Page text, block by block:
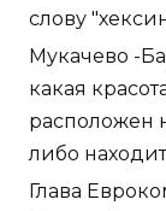
слову
Мукачево -
какая
расположен
либо
Глава